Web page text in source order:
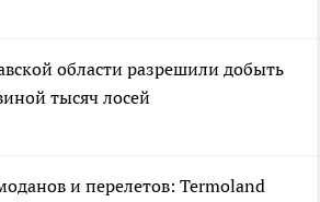
области разрешили добыть
тысяч лосей
и перелетов: Termoland